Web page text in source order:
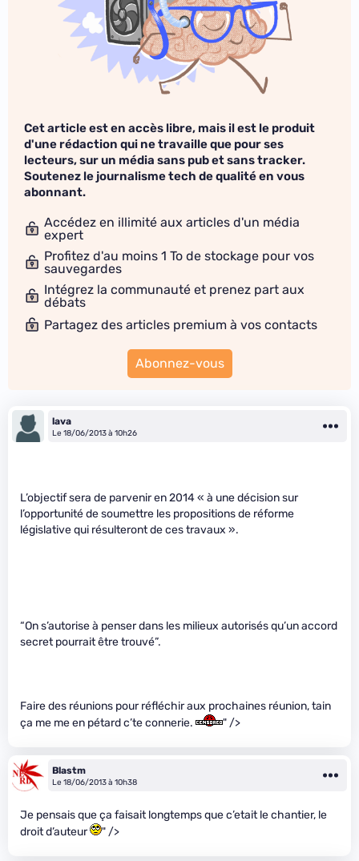
Cet article est en accès libre, mais il est le produit
d'une rédaction qui ne travaille que pour ses
lecteurs, sur un média sans pub et sans tracker.
Soutenez le journalisme tech de qualité en vous
abonnant.
Accédez en illimité aux articles d'un média
expert
Profitez d'au moins 1 To de stockage pour vos
sauvegardes
Intégrez la communauté et prenez part aux
débats
Partagez des articles premium à vos contacts
Abonnez-vous
lava
Le 18/06/2013 à 10h26
L’objectif sera de parvenir en 2014 « à une décision sur
l’opportunité de soumettre les propositions de réforme
législative qui résulteront de ces travaux ».
“On s’autorise à penser dans les milieux autorisés qu’un accord
secret pourrait être trouvé”.
Faire des réunions pour réfléchir aux prochaines réunion, tain
ça me me en pétard c’te connerie.
" />
Blastm
Le 18/06/2013 à 10h38
Je pensais que ça faisait longtemps que c’etait le chantier, le
droit d’auteur
" />